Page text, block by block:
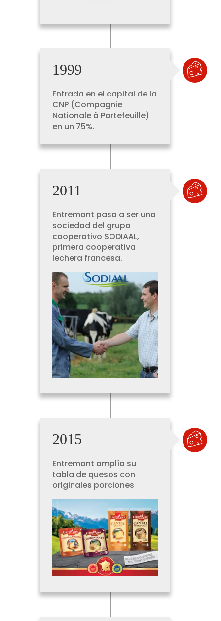
1999
Entrada en el capital de la
CNP (Compagnie
Nationale à Portefeuille)
en un 75%.
2011
Entremont pasa a ser una
sociedad del grupo
cooperativo SODIAAL,
primera cooperativa
lechera francesa.
2015
Entremont amplía su
tabla de quesos con
originales porciones